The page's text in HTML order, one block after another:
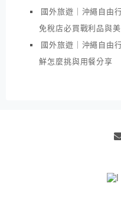
國外旅遊｜沖繩自由
免稅店必買戰利品與
國外旅遊｜沖繩自由
鮮怎麼挑與用餐分享